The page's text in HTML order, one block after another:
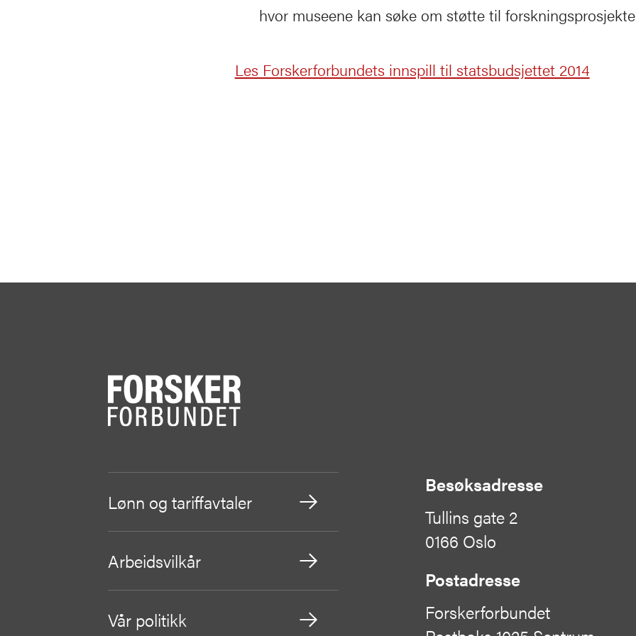
hvor museene kan søke om støtte til
Les Forskerforbundets innspill til statsbudsjettet 2014
Lønn og tariffavtaler
Arbeidsvilkår
Vår politikk
Besøksadresse
Tullins gate 2
0166 Oslo
Postadresse
Forskerforbundet